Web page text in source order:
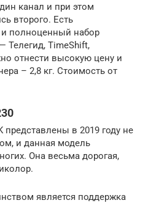
канал и при этом
второго. Есть
полноценный набор
Телегид, TimeShift,
отнести высокую цену и
– 2,8 кг. Стоимость от
в 2019 году не
и данная модель
Она весьма дорогая,
является поддержка